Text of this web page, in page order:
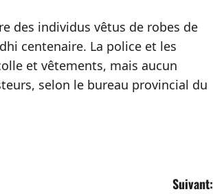
des individus vêtus de robes de
centenaire. La police et les
et vêtements, mais aucun
selon le bureau provincial du
Suivant: